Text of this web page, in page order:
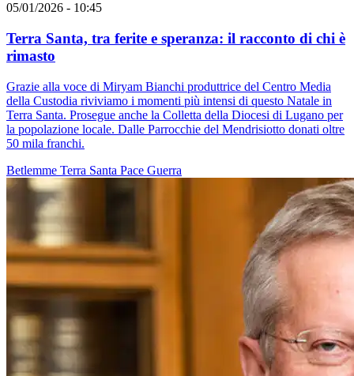
05/01/2026 - 10:45
Terra Santa, tra ferite e speranza: il racconto di chi è
rimasto
Grazie alla voce di Miryam Bianchi produttrice del Centro Media
della Custodia riviviamo i momenti più intensi di questo Natale in
Terra Santa. Prosegue anche la Colletta della Diocesi di Lugano per
la popolazione locale. Dalle Parrocchie del Mendrisiotto donati oltre
50 mila franchi.
Betlemme Terra Santa Pace Guerra